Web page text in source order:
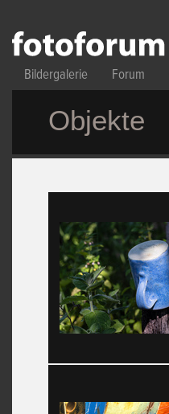
Bildergalerie Forum
Objekte
Seiten